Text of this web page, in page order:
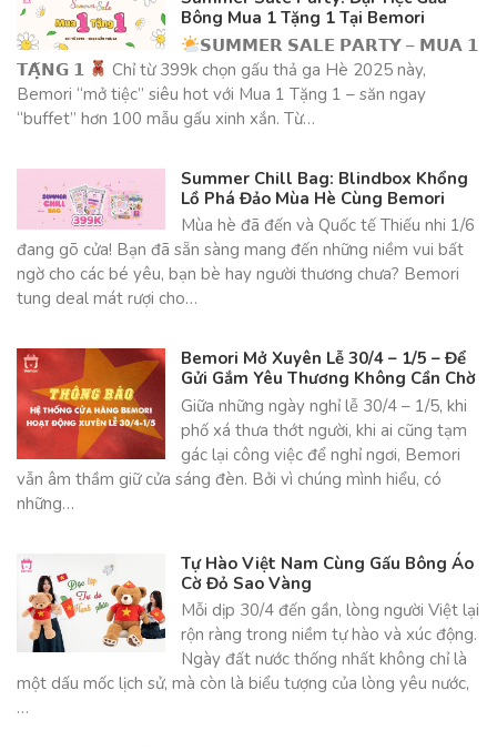
Bông Mua 1 Tặng 1 Tại Bemori
𝗦𝗨𝗠𝗠𝗘𝗥 𝗦𝗔𝗟𝗘 𝗣𝗔𝗥𝗧𝗬 – 𝗠𝗨𝗔 𝟭
𝗧𝗔̣̆𝗡𝗚 𝟭
Chỉ từ 399k chọn gấu thả ga Hè 2025 này,
Bemori “mở tiệc” siêu hot với Mua 1 Tặng 1 – săn ngay
“buffet” hơn 100 mẫu gấu xinh xắn. Từ…
Summer Chill Bag: Blindbox Khổng
Lồ Phá Đảo Mùa Hè Cùng Bemori
Mùa hè đã đến và Quốc tế Thiếu nhi 1/6
đang gõ cửa! Bạn đã sẵn sàng mang đến những niềm vui bất
ngờ cho các bé yêu, bạn bè hay người thương chưa? Bemori
tung deal mát rượi cho…
Bemori Mở Xuyên Lễ 30/4 – 1/5 – Để
Gửi Gắm Yêu Thương Không Cần Chờ
Giữa những ngày nghỉ lễ 30/4 – 1/5, khi
phố xá thưa thớt người, khi ai cũng tạm
gác lại công việc để nghỉ ngơi, Bemori
vẫn âm thầm giữ cửa sáng đèn. Bởi vì chúng mình hiểu, có
những…
Tự Hào Việt Nam Cùng Gấu Bông Áo
Cờ Đỏ Sao Vàng
Mỗi dịp 30/4 đến gần, lòng người Việt lại
rộn ràng trong niềm tự hào và xúc động.
Ngày đất nước thống nhất không chỉ là
một dấu mốc lịch sử, mà còn là biểu tượng của lòng yêu nước,
…